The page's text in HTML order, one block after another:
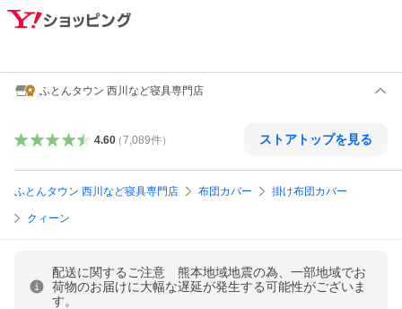
ふとんタウン 西川など寝具専門店
4.60（7,089件） ストアトップを見る
ふとんタウン 西川など寝具専門店 布団カバー 掛け布団カバー
クィーン
配送に関するご注意 熊本地域地震の為、一部地域でお
荷物のお届けに大幅な遅延が発生する可能性がございま
す。